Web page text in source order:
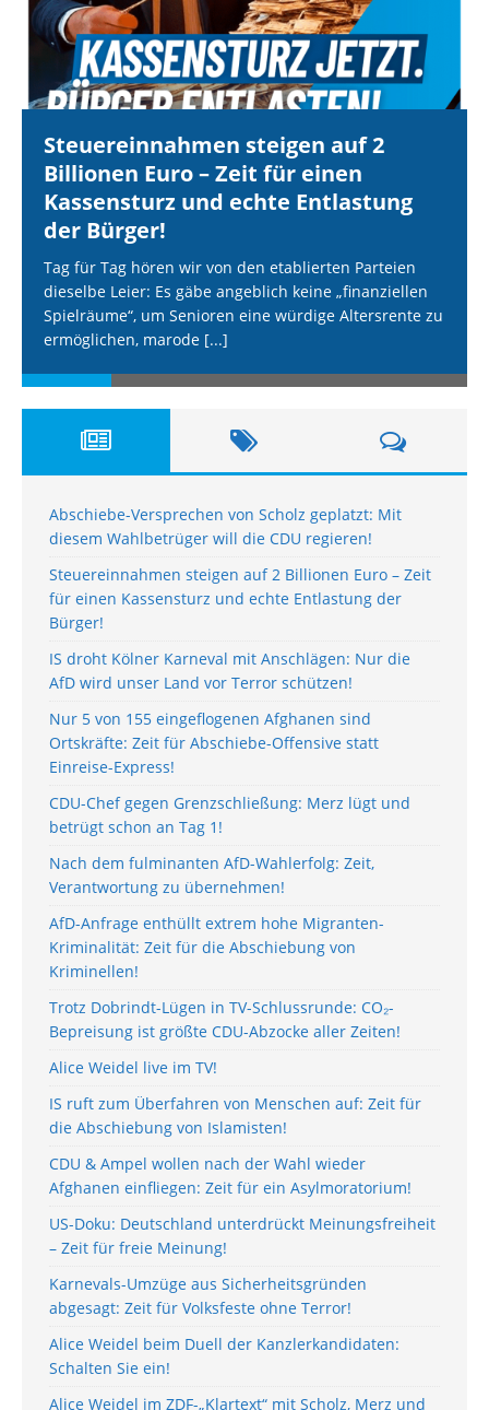
Steuereinnahmen steigen auf 2
Billionen Euro – Zeit für einen
Kassensturz und echte Entlastung
der Bürger!
Tag für Tag hören wir von den etablierten Parteien
dieselbe Leier: Es gäbe angeblich keine „finanziellen
Spielräume“, um Senioren eine würdige Altersrente zu
ermöglichen, marode [...]
Abschiebe-Versprechen von Scholz geplatzt: Mit
diesem Wahlbetrüger will die CDU regieren!
Steuereinnahmen steigen auf 2 Billionen Euro – Zeit
für einen Kassensturz und echte Entlastung der
Bürger!
IS droht Kölner Karneval mit Anschlägen: Nur die
AfD wird unser Land vor Terror schützen!
Nur 5 von 155 eingeflogenen Afghanen sind
Ortskräfte: Zeit für Abschiebe-Offensive statt
Einreise-Express!
CDU-Chef gegen Grenzschließung: Merz lügt und
betrügt schon an Tag 1!
Nach dem fulminanten AfD-Wahlerfolg: Zeit,
Verantwortung zu übernehmen!
AfD-Anfrage enthüllt extrem hohe Migranten-
Kriminalität: Zeit für die Abschiebung von
Kriminellen!
Trotz Dobrindt-Lügen in TV-Schlussrunde: CO₂-
Bepreisung ist größte CDU-Abzocke aller Zeiten!
Alice Weidel live im TV!
IS ruft zum Überfahren von Menschen auf: Zeit für
die Abschiebung von Islamisten!
CDU & Ampel wollen nach der Wahl wieder
Afghanen einfliegen: Zeit für ein Asylmoratorium!
US-Doku: Deutschland unterdrückt Meinungsfreiheit
– Zeit für freie Meinung!
Karnevals-Umzüge aus Sicherheitsgründen
abgesagt: Zeit für Volksfeste ohne Terror!
Alice Weidel beim Duell der Kanzlerkandidaten:
Schalten Sie ein!
Alice Weidel im ZDF-„Klartext“ mit Scholz, Merz und